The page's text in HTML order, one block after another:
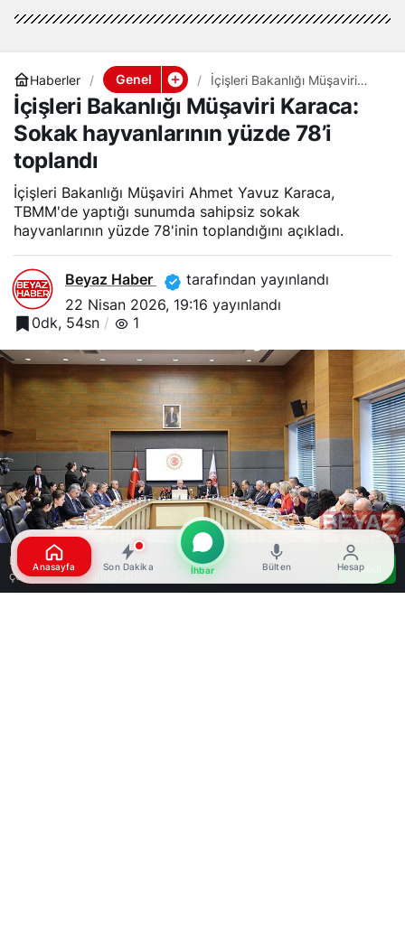
Haberler Genel
İçişleri Bakanlığı Müşaviri
Karaca: Sokak hayvanlarının
yüzde 78’i toplandı
İçişleri Bakanlığı Müşaviri Karaca:
Sokak hayvanlarının yüzde 78’i
toplandı
İçişleri Bakanlığı Müşaviri Ahmet Yavuz Karaca,
TBMM'de yaptığı sunumda sahipsiz sokak
hayvanlarının yüzde 78'inin toplandığını açıkladı.
Beyaz Haber
tarafından yayınlandı
22 Nisan 2026, 19:16 yayınlandı
0dk, 54sn
1
Bu web sitesinde en iyi deneyimi yaşamanızı sağlamak için
çerezler kullanılmaktadır.
Kabul
Anasayfa Son Dakika İhbar Bülten Hesap